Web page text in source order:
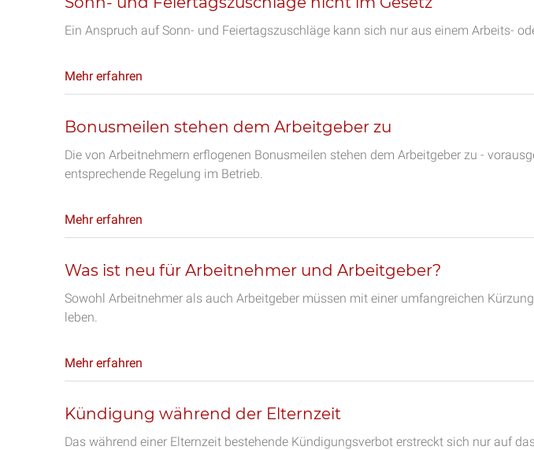
Ein Anspruch auf Sonn- und Feiertagszuschläge kann sich nur aus einem Arbeits-
Mehr erfahren
Bonusmeilen stehen dem Arbeitgeber zu
Die von Arbeitnehmern erflogenen Bonusmeilen stehen dem Arbeitgeber zu -
entsprechende Regelung im Betrieb.
Mehr erfahren
Was ist neu für Arbeitnehmer und Arbeitgeber?
Sowohl Arbeitnehmer als auch Arbeitgeber müssen mit einer umfangreichen
leben.
Mehr erfahren
Kündigung während der Elternzeit
Das während einer Elternzeit bestehende Kündigungsverbot erstreckt sich nur auf